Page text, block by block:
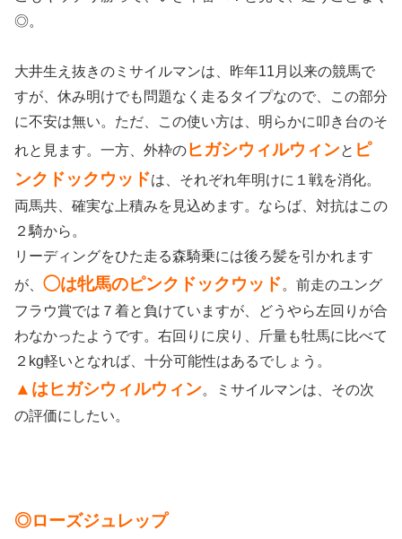
◎。
大井生え抜きのミサイルマンは、昨年11月以来の競馬で
すが、休み明けでも問題なく走るタイプなので、この部分
に不安は無い。ただ、この使い方は、明らかに叩き台のそ
れと見ます。一方、外枠のヒガシウィルウィンと ピ
ンクドックウッドは、それぞれ年明けに１戦を消化。
両馬共、確実な上積みを見込めます。ならば、対抗はこの
２騎から。
リーディングをひた走る森騎乗には後ろ髪を引かれます
が、 ◯は牝馬のピンクドックウッド。前走のユング
フラウ賞では７着と負けていますが、どうやら左回りが合
わなかったようです。右回りに戻り、斤量も牡馬に比べて
２kg軽いとなれば、十分可能性はあるでしょう。
▲はヒガシウィルウィン。ミサイルマンは、その次
の評価にしたい。
◎ローズジュレップ